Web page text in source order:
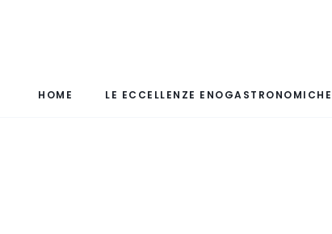
HOME LE ECCELLENZE ENOGASTRONOMICHE